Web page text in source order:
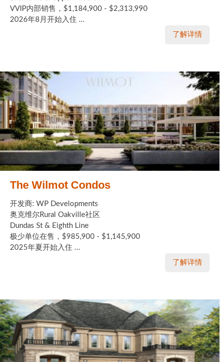
VVIP内部销售，$1,184,900 - $2,313,990
2026年8月开始入住 ...
了解详情
The Wilmot Condos
开发商: WP Developments
奥克维尔Rural Oakville社区
Dundas St & Eighth Line
极少单位在售，$985,900 - $1,145,900
2025年夏开始入住 ...
了解详情